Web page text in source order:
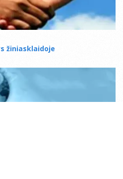
žiniasklaidoje